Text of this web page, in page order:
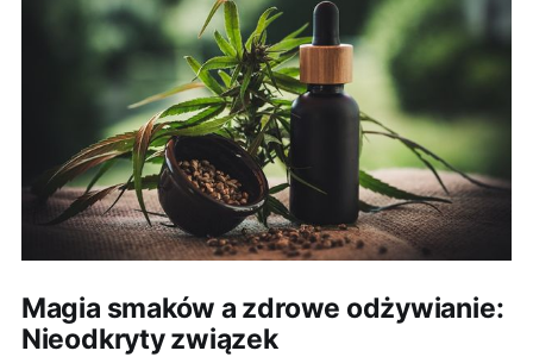
Magia smaków a zdrowe odżywianie:
Nieodkryty związek